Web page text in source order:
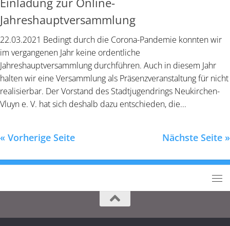
Jahreshauptversammlung
22.03.2021 Bedingt durch die Corona-Pandemie konnten wir
im vergangenen Jahr keine ordentliche
Jahreshauptversammlung durchführen. Auch in diesem Jahr
halten wir eine Versammlung als Präsenzveranstaltung für nicht
realisierbar. Der Vorstand des Stadtjugendrings Neukirchen-
Vluyn e. V. hat sich deshalb dazu entschieden, die...
« Vorherige Seite Nächste Seite »